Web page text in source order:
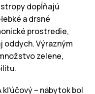
dopĺňajú
a drsné
prostredie,
Výrazným
zelene,
kľúčový – nábytok bol